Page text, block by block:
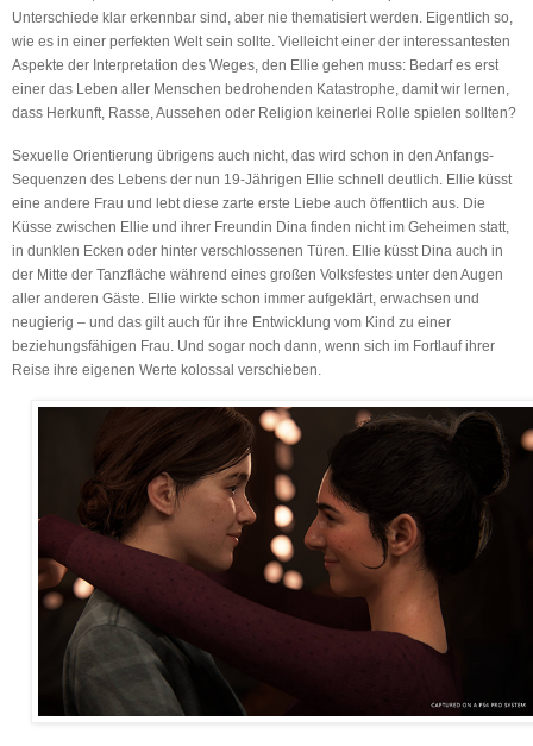
Unterschiede klar erkennbar sind, aber nie thematisiert werden. Eigentlich so,
wie es in einer perfekten Welt sein sollte. Vielleicht einer der interessantesten
Aspekte der Interpretation des Weges, den Ellie gehen muss: Bedarf es erst
einer das Leben aller Menschen bedrohenden Katastrophe, damit wir lernen,
dass Herkunft, Rasse, Aussehen oder Religion keinerlei Rolle spielen sollten?
Sexuelle Orientierung übrigens auch nicht, das wird schon in den Anfangs-
Sequenzen des Lebens der nun 19-Jährigen Ellie schnell deutlich. Ellie küsst
eine andere Frau und lebt diese zarte erste Liebe auch öffentlich aus. Die
Küsse zwischen Ellie und ihrer Freundin Dina finden nicht im Geheimen statt,
in dunklen Ecken oder hinter verschlossenen Türen. Ellie küsst Dina auch in
der Mitte der Tanzfläche während eines großen Volksfestes unter den Augen
aller anderen Gäste. Ellie wirkte schon immer aufgeklärt, erwachsen und
neugierig – und das gilt auch für ihre Entwicklung vom Kind zu einer
beziehungsfähigen Frau. Und sogar noch dann, wenn sich im Fortlauf ihrer
Reise ihre eigenen Werte kolossal verschieben.